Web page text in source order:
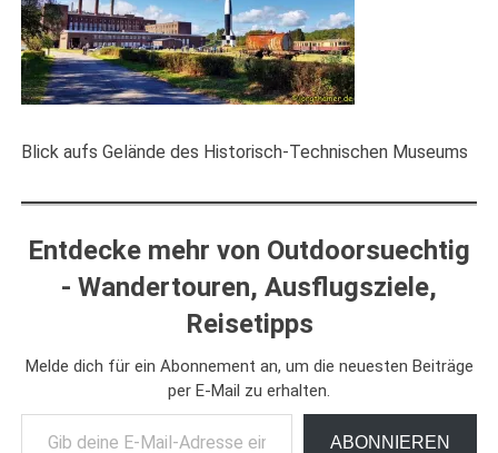
Blick aufs Gelände des Historisch-Technischen Museums
Entdecke mehr von Outdoorsuechtig
- Wandertouren, Ausflugsziele,
Reisetipps
Melde dich für ein Abonnement an, um die neuesten Beiträge
per E-Mail zu erhalten.
Gib deine E-Mail-Adresse ein ...
ABONNIEREN